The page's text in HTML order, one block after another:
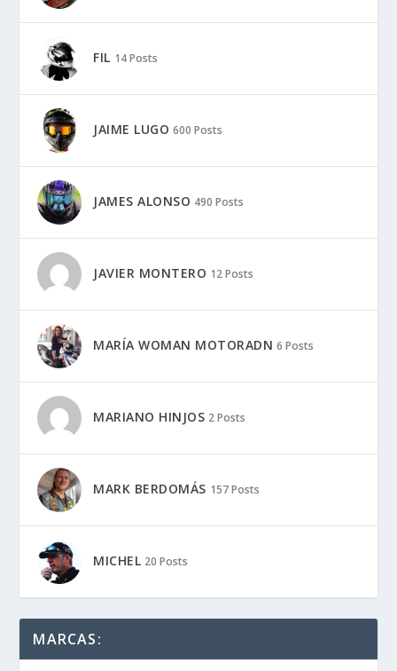
FIL 14 Posts
JAIME LUGO 600 Posts
JAMES ALONSO 490 Posts
JAVIER MONTERO 12 Posts
MARÍA WOMAN MOTORADN 6 Posts
MARIANO HINJOS 2 Posts
MARK BERDOMÁS 157 Posts
MICHEL 20 Posts
MARCAS: